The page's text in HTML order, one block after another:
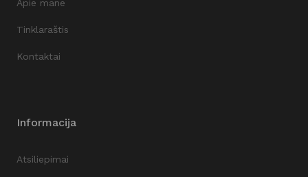
Apie mane
Tinklaraštis
Kontaktai
Informacija
Atsiliepimai